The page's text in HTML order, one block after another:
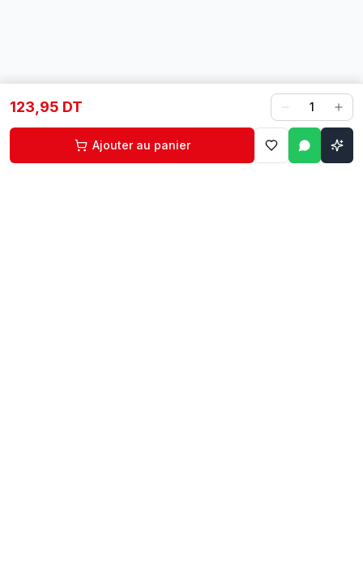
123,95 DT 1
Ajouter au panier